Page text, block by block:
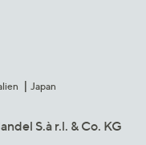
Japan
S.à r.l. & Co. KG